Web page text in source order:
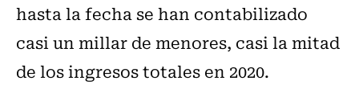
hasta la fecha se han contabilizado
casi un millar de menores, casi la mitad
de los ingresos totales en 2020.